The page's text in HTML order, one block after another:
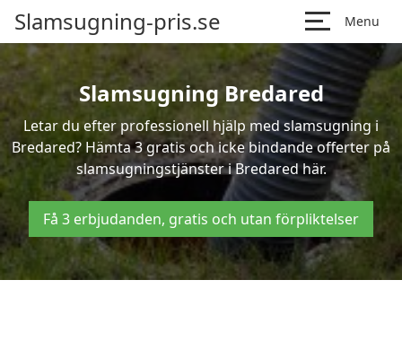
Slamsugning-pris.se Menu
Slamsugning Bredared
Letar du efter professionell hjälp med slamsugning i
Bredared? Hämta 3 gratis och icke bindande offerter på
slamsugningstjänster i Bredared här.
Få 3 erbjudanden, gratis och utan förpliktelser